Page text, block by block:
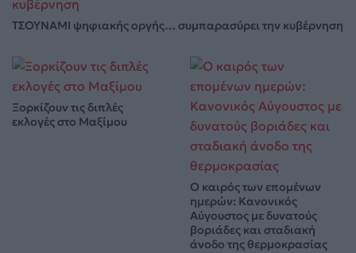
ΤΣΟΥΝΑΜΙ ψηφιακής οργής… συμπαρασύρει την κυβέρνηση
Ξορκίζουν τις διπλές
εκλογές στο Μαξίμου
Ο καιρός των επομένων
ημερών: Κανονικός
Αύγουστος με δυνατούς
βοριάδες και σταδιακή
άνοδο της θερμοκρασίας